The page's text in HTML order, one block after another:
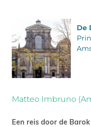
De
Matteo Imbruno
Een reis door de Barok